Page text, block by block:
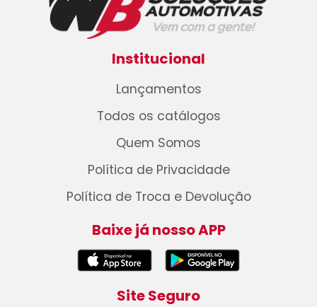
Institucional
Lançamentos
Todos os catálogos
Quem Somos
Política de Privacidade
Política de Troca e Devolução
Baixe já nosso APP
Site Seguro